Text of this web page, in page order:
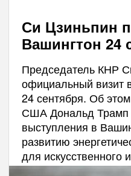
Си Цзиньпин
Вашингтон 24
Председатель КНР
официальный
24 сентября. Об
США Дональд Трамп
выступления в
развитию
для искусственного